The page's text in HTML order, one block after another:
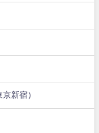
新宿）